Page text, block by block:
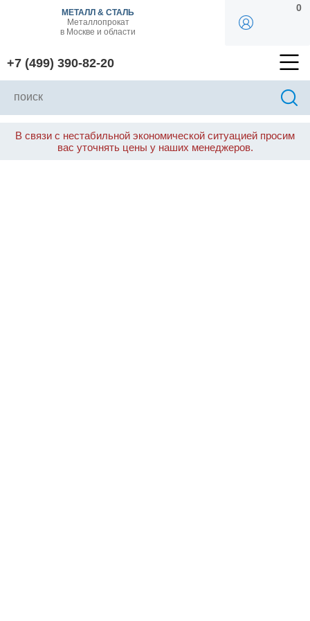
МЕТАЛЛ & СТАЛЬ
Металлопрокат
в Москве и области
+7 (499) 390-82-20
0
В связи с нестабильной экономической ситуацией просим
вас уточнять цены у наших менеджеров.